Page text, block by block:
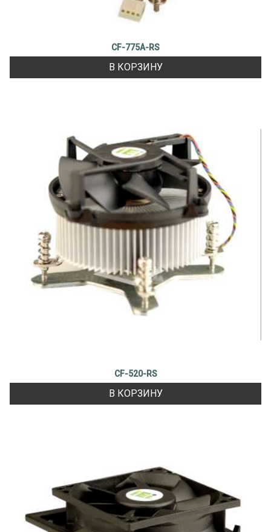
CF-775A-RS
В КОРЗИНУ
CF-520-RS
В КОРЗИНУ